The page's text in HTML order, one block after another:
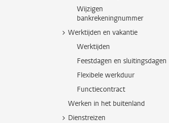
Wijzigen
bankrekeningnummer
Werktijden en vakantie
Werktijden
Feestdagen en sluitingsdagen
Flexibele werkduur
Functiecontract
Werken in het buitenland
Dienstreizen